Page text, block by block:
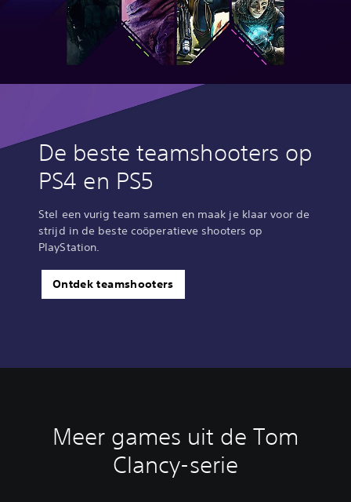
De beste teamshooters op
PS4 en PS5
Stel een vurig team samen en maak je klaar voor de
strijd in de beste coöperatieve shooters op
PlayStation.
Ontdek teamshooters
Meer games uit de Tom
Clancy-serie